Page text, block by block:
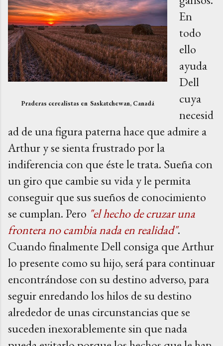
Praderas cerealistas en Saskatchewan, Canadá
En
todo
ello
ayuda
Dell
cuya
necesid
ad de una figura paterna hace que admire a
Arthur y se sienta frustrado por la
indiferencia con que éste le trata. Sueña con
un giro que cambie su vida y le permita
conseguir que sus sueños de conocimiento
se cumplan. Pero "el hecho de cruzar una
frontera no cambia nada en realidad".
Cuando finalmente Dell consiga que Arthur
lo presente como su hijo, será para continuar
encontrándose con su destino adverso, para
seguir enredando los hilos de su destino
alrededor de unas circunstancias que se
suceden inexorablemente sin que nada